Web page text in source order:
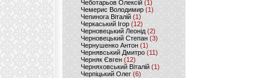
Чеботарьов Олексій (1)
Чемерис Володимир (1)
Чепинога Віталій (1)
Черкаський Ігор (12)
Черновецький Леонід(2)
Черновецький Степан (3)
Чернушенко Антон (1)
Чернявський Дмитро(11)
Черняк Євген(12)
Черняховський Віталій (1)
Черпіцький Олег (6)